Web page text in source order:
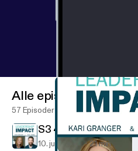
Alle episoder
57 Episoder
S3 48 | Leadership
10. juni 2020 21 min